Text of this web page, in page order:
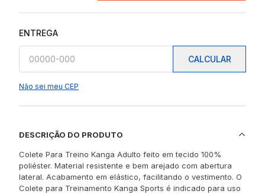
ENTREGA
CALCULAR
Não sei meu CEP
DESCRIÇÃO DO PRODUTO
Colete Para Treino Kanga Adulto feito em tecido 100%
poliéster. Material resistente e bem arejado com abertura
lateral. Acabamento em elástico, facilitando o vestimento. O
Colete para Treinamento Kanga Sports é indicado para uso